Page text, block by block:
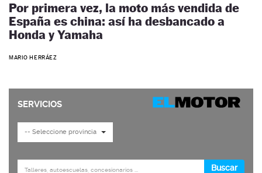
Por primera vez, la moto más vendida de
España es china: así ha desbancado a
Honda y Yamaha
MARIO HERRÁEZ